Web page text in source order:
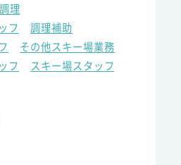
調理
フ
調理補助
その他スキー場業務
フ
スキー場スタッフ